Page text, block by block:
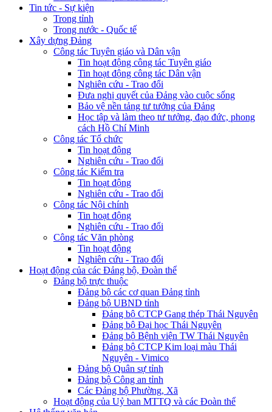
Tin tức - Sự kiện
Trong tỉnh
Trong nước - Quốc tế
Xây dựng Đảng
Công tác Tuyên giáo và Dân vận
Tin hoạt động công tác Tuyên giáo
Tin hoạt động công tác Dân vận
Nghiên cứu - Trao đổi
Đưa nghị quyết của Đảng vào cuộc sống
Bảo vệ nền tảng tư tưởng của Đảng
Học tập và làm theo tư tưởng, đạo đức, phong
cách Hồ Chí Minh
Công tác Tổ chức
Tin hoạt động
Nghiên cứu - Trao đổi
Công tác Kiểm tra
Tin hoạt động
Nghiên cứu - Trao đổi
Công tác Nội chính
Tin hoạt động
Nghiên cứu - Trao đổi
Công tác Văn phòng
Tin hoạt động
Nghiên cứu - Trao đổi
Hoạt động của các Đảng bộ, Đoàn thể
Đảng bộ trực thuộc
Đảng bộ các cơ quan Đảng tỉnh
Đảng bộ UBND tỉnh
Đảng bộ CTCP Gang thép Thái Nguyên
Đảng bộ Đại học Thái Nguyên
Đảng bộ Bệnh viện TW Thái Nguyên
Đảng bộ CTCP Kim loại màu Thái
Nguyên - Vimico
Đảng bộ Quân sự tỉnh
Đảng bộ Công an tỉnh
Các Đảng bộ Phường, Xã
Hoạt động của Uỷ ban MTTQ và các Đoàn thể